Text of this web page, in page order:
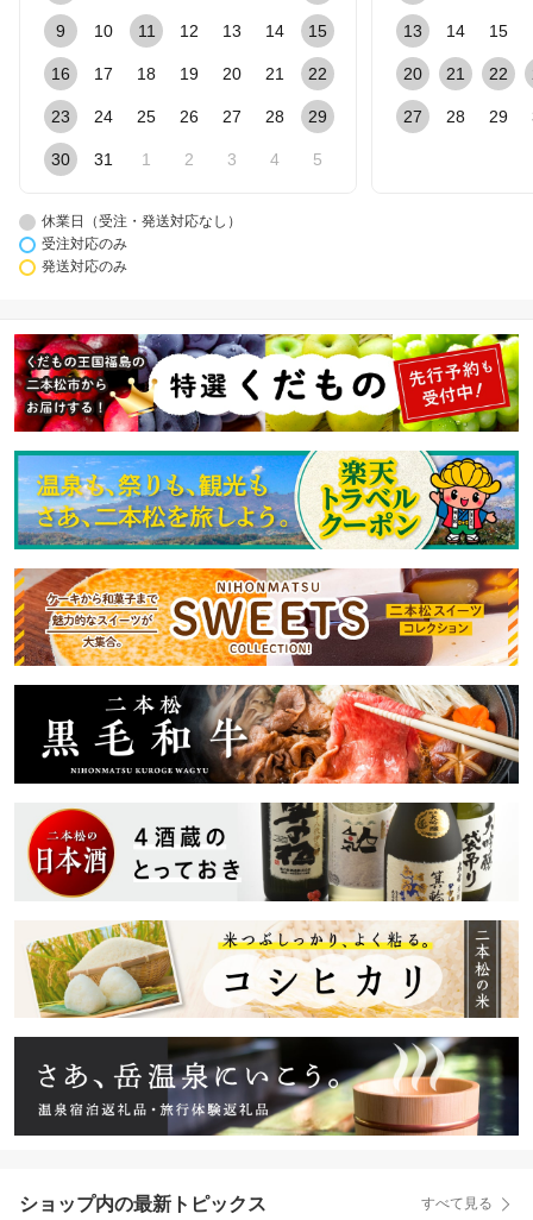
9 10 11 12 13 14 15
16 17 18 19 20 21 22
23 24 25 26 27 28 29
30 31 1 2 3 4 5
13 14 15
20 21 22
27 28 29
休業日（受注・発送対応なし）
受注対応のみ
発送対応のみ
ショップ内の最新トピックス すべて見る